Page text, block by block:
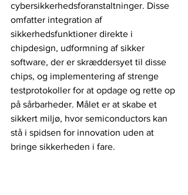
cybersikkerhedsforanstaltninger. Disse
omfatter integration af
sikkerhedsfunktioner direkte i
chipdesign, udformning af sikker
software, der er skræddersyet til disse
chips, og implementering af strenge
testprotokoller for at opdage og rette op
på sårbarheder. Målet er at skabe et
sikkert miljø, hvor semiconductors kan
stå i spidsen for innovation uden at
bringe sikkerheden i fare.